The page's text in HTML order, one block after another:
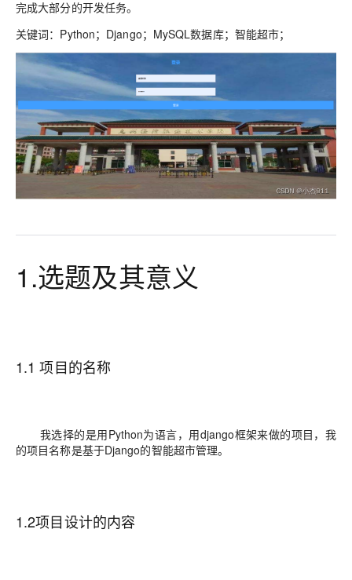
完成大部分的开发任务。
关键词：Python；Django；MySQL数据库；智能超市；
1.选题及其意义
1.1 项目的名称
我选择的是用Python为语言，用django框架来做的项目，我
的项目名称是基于Django的智能超市管理。
1.2项目设计的内容